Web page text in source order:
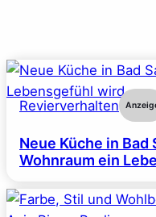
Revierverhalten
Neue Küche in Bad
Wohnraum ein